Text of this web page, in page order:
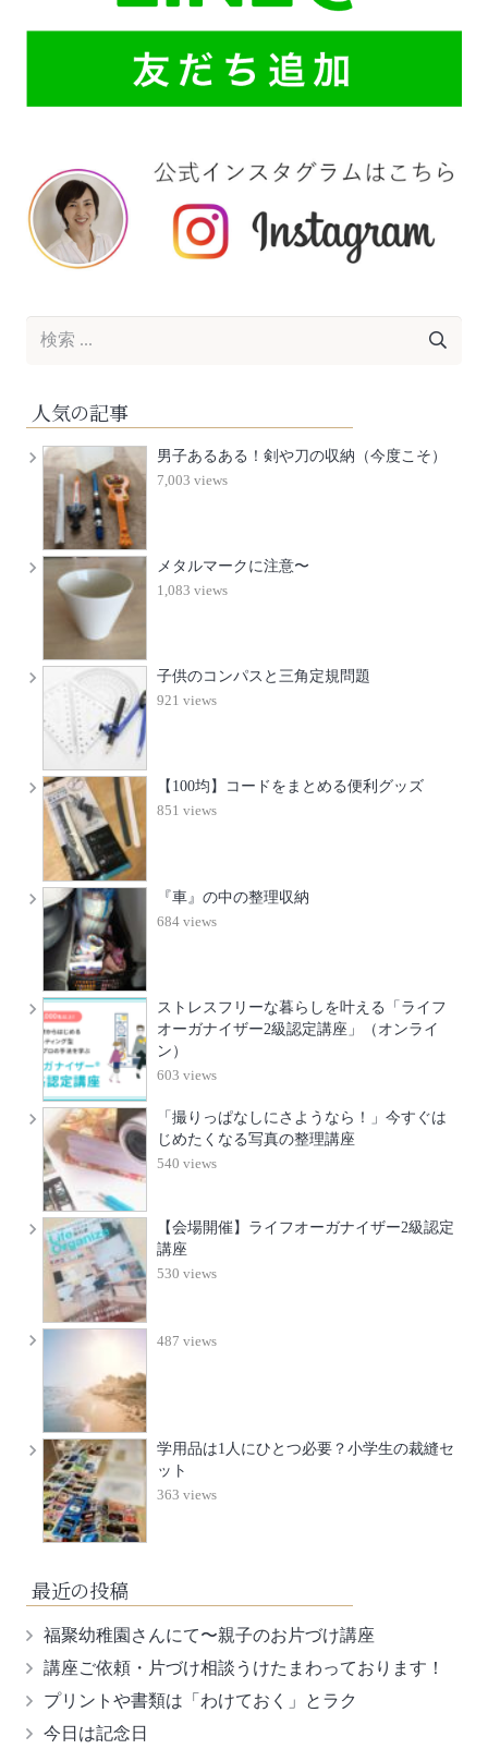
人気の記事
男子あるある！剣や刀の収納（今度こそ）
7,003 views
メタルマークに注意〜
1,083 views
子供のコンパスと三角定規問題
921 views
【100均】コードをまとめる便利グッズ
851 views
『車』の中の整理収納
684 views
ストレスフリーな暮らしを叶える「ライフ
オーガナイザー2級認定講座」（オンライ
ン）
603 views
「撮りっぱなしにさようなら！」今すぐは
じめたくなる写真の整理講座
540 views
【会場開催】ライフオーガナイザー2級認定
講座
530 views
487 views
学用品は1人にひとつ必要？小学生の裁縫セ
ット
363 views
最近の投稿
福聚幼稚園さんにて〜親子のお片づけ講座
講座ご依頼・片づけ相談うけたまわっております！
プリントや書類は「わけておく」とラク
今日は記念日